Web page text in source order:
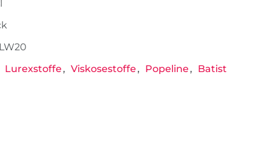
Lurexstoffe Viskosestoffe Popeline Batist